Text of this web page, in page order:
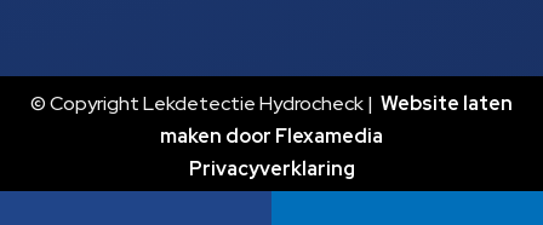
© Copyright Lekdetectie Hydrocheck | Website laten
maken door Flexamedia
Privacyverklaring